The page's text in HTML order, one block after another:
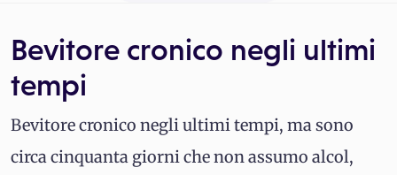
Bevitore cronico negli ultimi
tempi
Bevitore cronico negli ultimi tempi, ma sono
circa cinquanta giorni che non assumo alcol,